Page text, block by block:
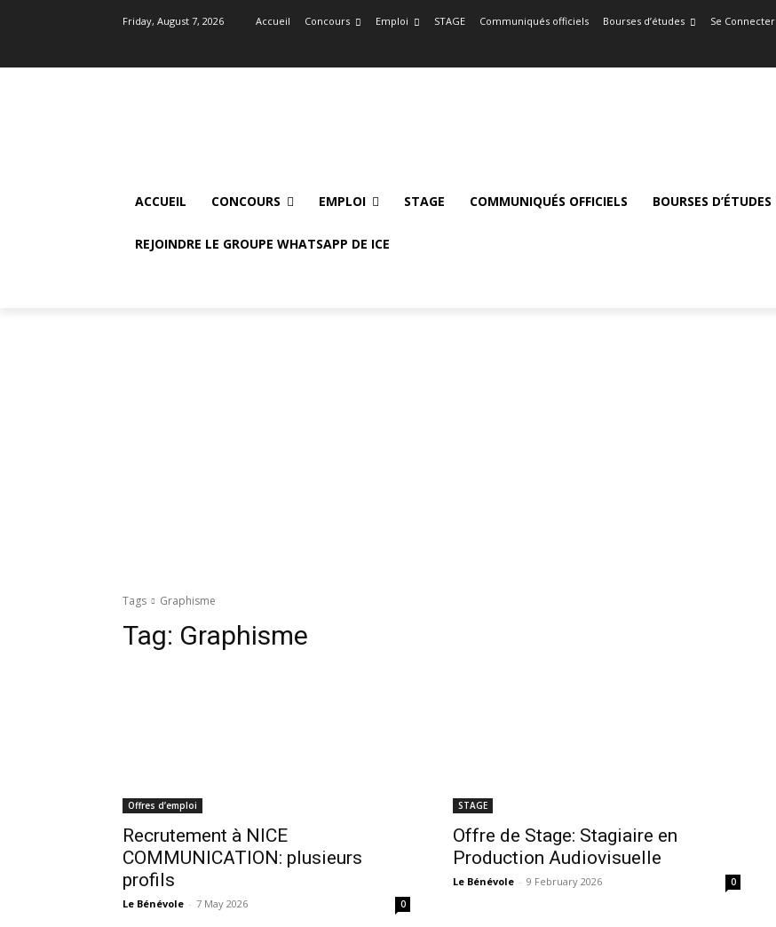
Friday, August 7, 2026 Accueil Concours Emploi STAGE Communiqués officiels Bourses d’études Se Connecter
ACCUEIL CONCOURS EMPLOI STAGE COMMUNIQUÉS OFFICIELS BOURSES D’ÉTUDES
REJOINDRE LE GROUPE WHATSAPP DE ICE
Tags Graphisme
Tag: Graphisme
Offres d’emploi
Recrutement à NICE
COMMUNICATION: plusieurs
profils
Le Bénévole - 7 May 2026 0
STAGE
Offre de Stage: Stagiaire en
Production Audiovisuelle
Le Bénévole - 9 February 2026 0